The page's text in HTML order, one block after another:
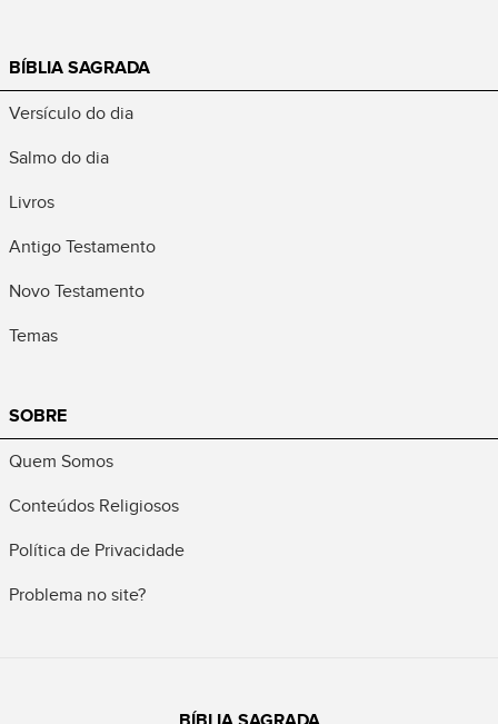
BÍBLIA SAGRADA
Versículo do dia
Salmo do dia
Livros
Antigo Testamento
Novo Testamento
Temas
SOBRE
Quem Somos
Conteúdos Religiosos
Política de Privacidade
Problema no site?